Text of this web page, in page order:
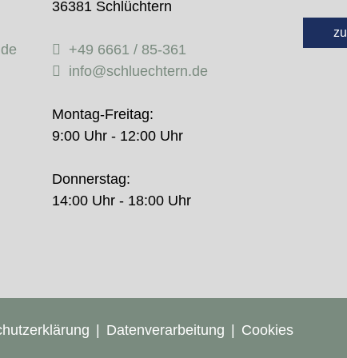
36381 Schlüchtern
+49 6661 / 85-361
info@schluechtern.de
Montag-Freitag:
9:00 Uhr - 12:00 Uhr
Donnerstag:
14:00 Uhr - 18:00 Uhr
Datenverarbeitung Cookies